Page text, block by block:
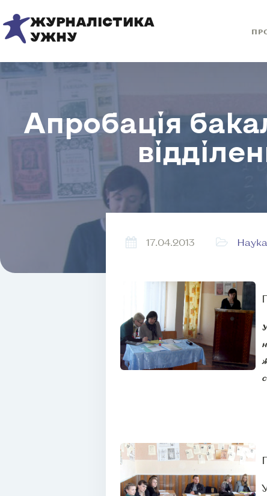
ЖУРНАЛІСТИКА
УЖНУ
Апробація
17.04.2013 Наука